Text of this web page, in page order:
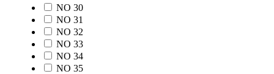
NO 30
NO 31
NO 32
NO 33
NO 34
NO 35